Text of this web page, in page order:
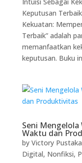
Keputusan
Kekuatan:
Terbaik” adalah
memanfaatkan
keputusan. Buku
Seni
Waktu dan
by Victory
Digital, Nonfiksi,